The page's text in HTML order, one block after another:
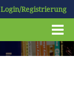
Login/Registrierung